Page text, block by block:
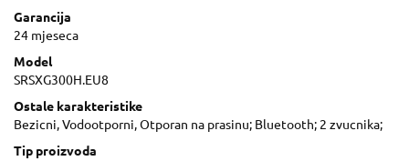
Garancija
24 mjeseca
Model
SRSXG300H.EU8
Ostale karakteristike
Bezicni, Vodootporni, Otporan na prasinu; Bluetooth; 2 zvucnika;
Tip proizvoda